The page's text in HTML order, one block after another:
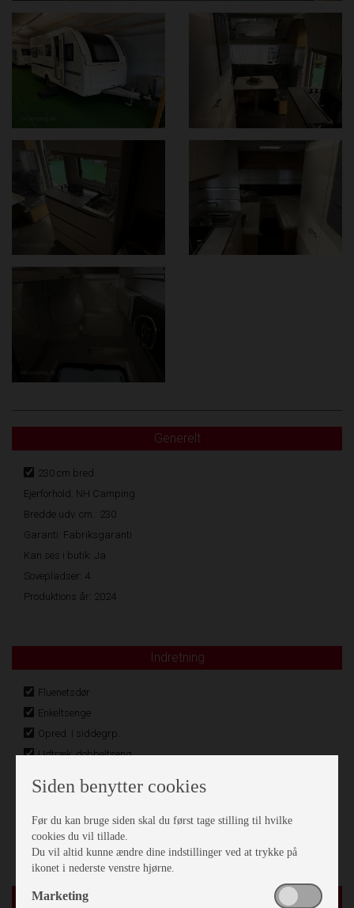
Generelt
230 cm bred
Ejerforhold: NH Camping
Bredde udv. cm.: 230
Garanti: Fabriksgaranti
Kan ses i butik: Ja
Sovepladser: 4
Produktions år: 2024
Indretning
Fluenetsdør
Enkeltsenge
Opred. I siddegrp.
Udtræk. dobbeltseng
Hæve/sænkebord
Rundsiddegruppe
Stort Skylight panoramavindue
Siden benytter cookies
Før du kan bruge siden skal du først tage stilling til hvilke
cookies du vil tillade.
Du vil altid kunne ændre dine indstillinger ved at trykke på
ikonet i nederste venstre hjørne.
Marketing